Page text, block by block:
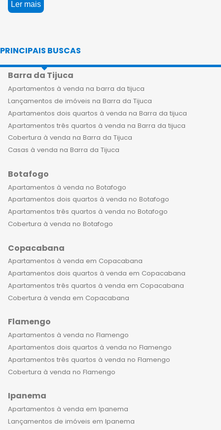
do Rio de Janeiro, que reúne tudo que
sua infraestrutura de qualidade,
proximidade com o centro da cidade,
praias, parques e restaurantes
sofisticados, além de ser uma das
mais seguras da capital carioca. Ao
adquirir um apartamento de luxo no
Flamengo, você e sua família terão a
oportunidade de desfrutar de uma
nova rotina, com muito conforto,
empreendimentos de alto padrão
contam com diversas opções de
lazer, como piscina, academia, salão
de jogos, brinquedoteca, espaço kids,
entre outros, além de serviços
segurança 24 horas. Morar em um
dos imóveis de luxo à venda no
Flamengo é uma experiência única,
que proporciona uma sensação de
exclusividade e sofisticação. O bairro
tradição, mas também pela sua
modernidade, com prédios
imponentes, ruas arborizadas e a
sensação de estar em um verdadeiro
oásis no meio da cidade. Além disso, o
uma ampla variedade de opções
gastronômicas, desde bares e
restaurantes informais até
Ler mais
PRINCIPAIS BUSCAS
Barra da Tijuca
Apartamentos à venda na barra da tijuca
Lançamentos de imóveis na Barra da Tijuca
Apartamentos dois quartos à venda na Barra da tijuca
Apartamentos três quartos à venda na Barra da tijuca
Cobertura à venda na Barra da Tijuca
Casas à venda na Barra da Tijuca
Botafogo
Apartamentos à venda no Botafogo
Apartamentos dois quartos à venda no Botafogo
Apartamentos três quartos à venda no Botafogo
Cobertura à venda no Botafogo
Copacabana
Apartamentos à venda em Copacabana
Apartamentos dois quartos à venda em Copacabana
Apartamentos três quartos à venda em Copacabana
Cobertura à venda em Copacabana
Flamengo
Apartamentos à venda no Flamengo
Apartamentos dois quartos à venda no Flamengo
Apartamentos três quartos à venda no Flamengo
Cobertura à venda no Flamengo
Ipanema
Apartamentos à venda em Ipanema
Lançamentos de imóveis em Ipanema